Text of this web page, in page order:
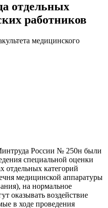
отдельных
работников
медицинского
России № 250н были
специальной оценки
отдельных категорий
медицинской аппаратуры
на нормальное
оказывать воздействие
в ходе проведения